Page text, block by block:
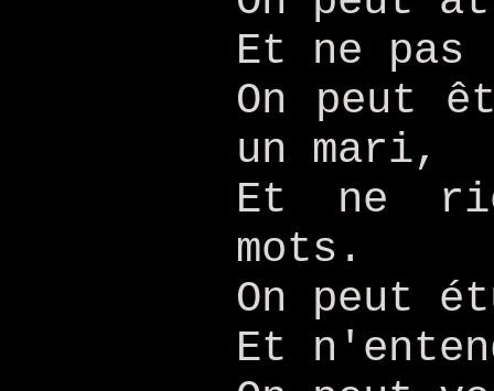
Et ne pas
On peut
un mari,
Et ne
mots.
On peut
Et